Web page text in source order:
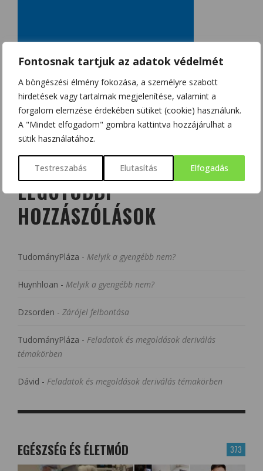
Fontosnak tartjuk az adatok védelmét
A böngészési élmény fokozása, a személyre szabott
hirdetések vagy tartalmak megjelenítése, valamint a
forgalom elemzése érdekében sütiket (cookie) használunk.
A "Mindet elfogadom" gombra kattintva hozzájárulhat a
sütik használatához.
Testreszabás Elutasítás Elfogadás
LEGUTÓBBI
HOZZÁSZÓLÁSOK
TudományPláza - Melyik a gyengébb nem?
Huynhloan - Melyik a gyengébb nem?
Dzsorden - Zárójel felbontása
TudományPláza - Feladatok és megoldások deriválás
témakörben
Dávid - Feladatok és megoldások deriválás témakörben
373
EGÉSZSÉG ÉS ÉLETMÓD